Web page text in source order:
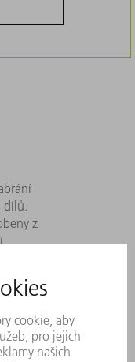
dílů.
z
TRUMPF